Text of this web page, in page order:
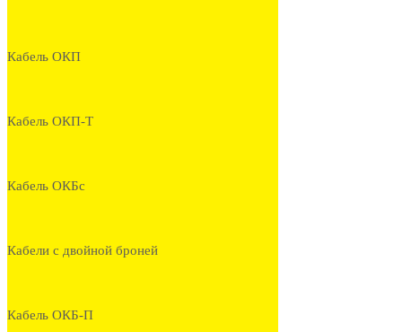
Кабель ОКП
Кабель ОКП-Т
Кабель ОКБс
Кабели с двойной броней
Кабель ОКБ-П